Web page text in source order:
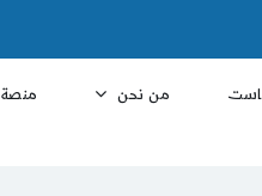
من نحن